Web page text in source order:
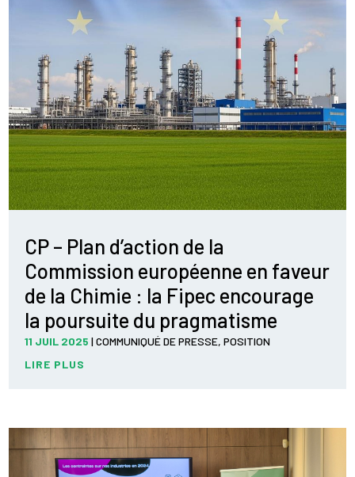
CP – Plan d’action de la
Commission européenne en faveur
de la Chimie : la Fipec encourage
la poursuite du pragmatisme
11 JUIL 2025 |COMMUNIQUÉ DE PRESSE,POSITION
LIRE PLUS